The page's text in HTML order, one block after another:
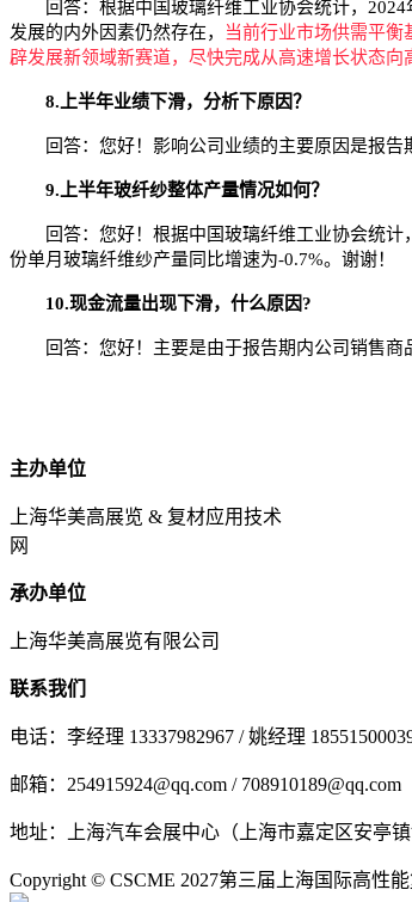
回答：根据中国玻璃纤维工业协会统计，2024
发展的内外因素仍然存在，
当前行业市场供需平
辟发展新领域新赛道，尽快完成从高速增长状态向
8.上半年业绩下滑，分析下原因？
回答：您好！影响公司业绩的主要原因是报告
9.上半年玻纤纱整体产量情况如何？
回答：您好！根据中国玻璃纤维工业协会统计
份单月玻璃纤维纱产量同比增速为-0.7%。谢谢！
10.现金流量出现下滑，什么原因?
回答：您好！主要是由于报告期内公司销售商
主办单位
上海华美高展览 & 复材应用技术
网
承办单位
上海华美高展览有限公司
联系我们
电话：李经理 13337982967 / 姚经理
邮箱：254915924@qq.com / 708910189@qq.com
地址：上海汽车会展中心（上海市嘉定区安亭镇
Copyright © CSCME 2027第三届上海国际高性